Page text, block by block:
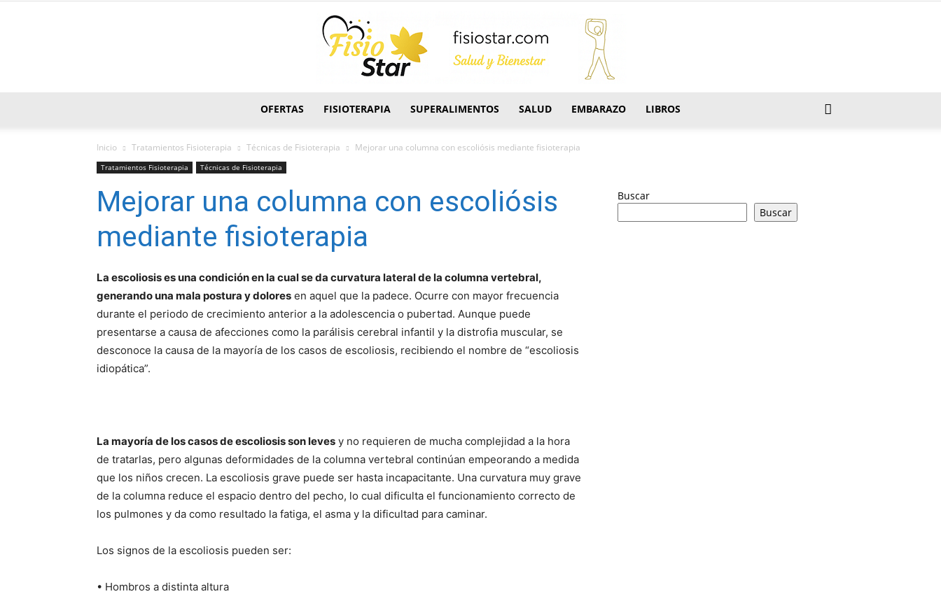
OFERTAS FISIOTERAPIA SUPERALIMENTOS SALUD EMBARAZO LIBROS
Inicio Tratamientos Fisioterapia Técnicas de Fisioterapia Mejorar una columna con escoliósis mediante fisioterapia
Tratamientos Fisioterapia Técnicas de Fisioterapia
Mejorar una columna con escoliósis
mediante fisioterapia
La escoliosis es una condición en la cual se da curvatura lateral de la columna vertebral,
generando una mala postura y dolores en aquel que la padece. Ocurre con mayor frecuencia
durante el periodo de crecimiento anterior a la adolescencia o pubertad. Aunque puede
presentarse a causa de afecciones como la parálisis cerebral infantil y la distrofia muscular, se
desconoce la causa de la mayoría de los casos de escoliosis, recibiendo el nombre de “escoliosis
idiopática”.
La mayoría de los casos de escoliosis son leves y no requieren de mucha complejidad a la hora
de tratarlas, pero algunas deformidades de la columna vertebral continúan empeorando a medida
que los niños crecen. La escoliosis grave puede ser hasta incapacitante. Una curvatura muy grave
de la columna reduce el espacio dentro del pecho, lo cual dificulta el funcionamiento correcto de
los pulmones y da como resultado la fatiga, el asma y la dificultad para caminar.
Los signos de la escoliosis pueden ser:
• Hombros a distinta altura
Buscar
Buscar